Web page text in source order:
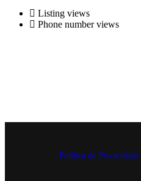
Listing views
Phone number views
Política de Privacidade|